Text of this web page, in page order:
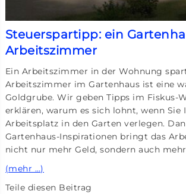
Steuerspartipp: ein
Arbeitszimmer
Ein Arbeitszimmer in der Wohnung
Arbeitszimmer im Gartenhaus ist eine
Goldgrube. Wir geben Tipps im Fiskus-
erklären, warum es sich lohnt, wenn Sie
Arbeitsplatz in den Garten verlegen.
Gartenhaus-Inspirationen bringt das
nicht nur mehr Geld, sondern auch mehr
(mehr …)
Teile diesen Beitrag